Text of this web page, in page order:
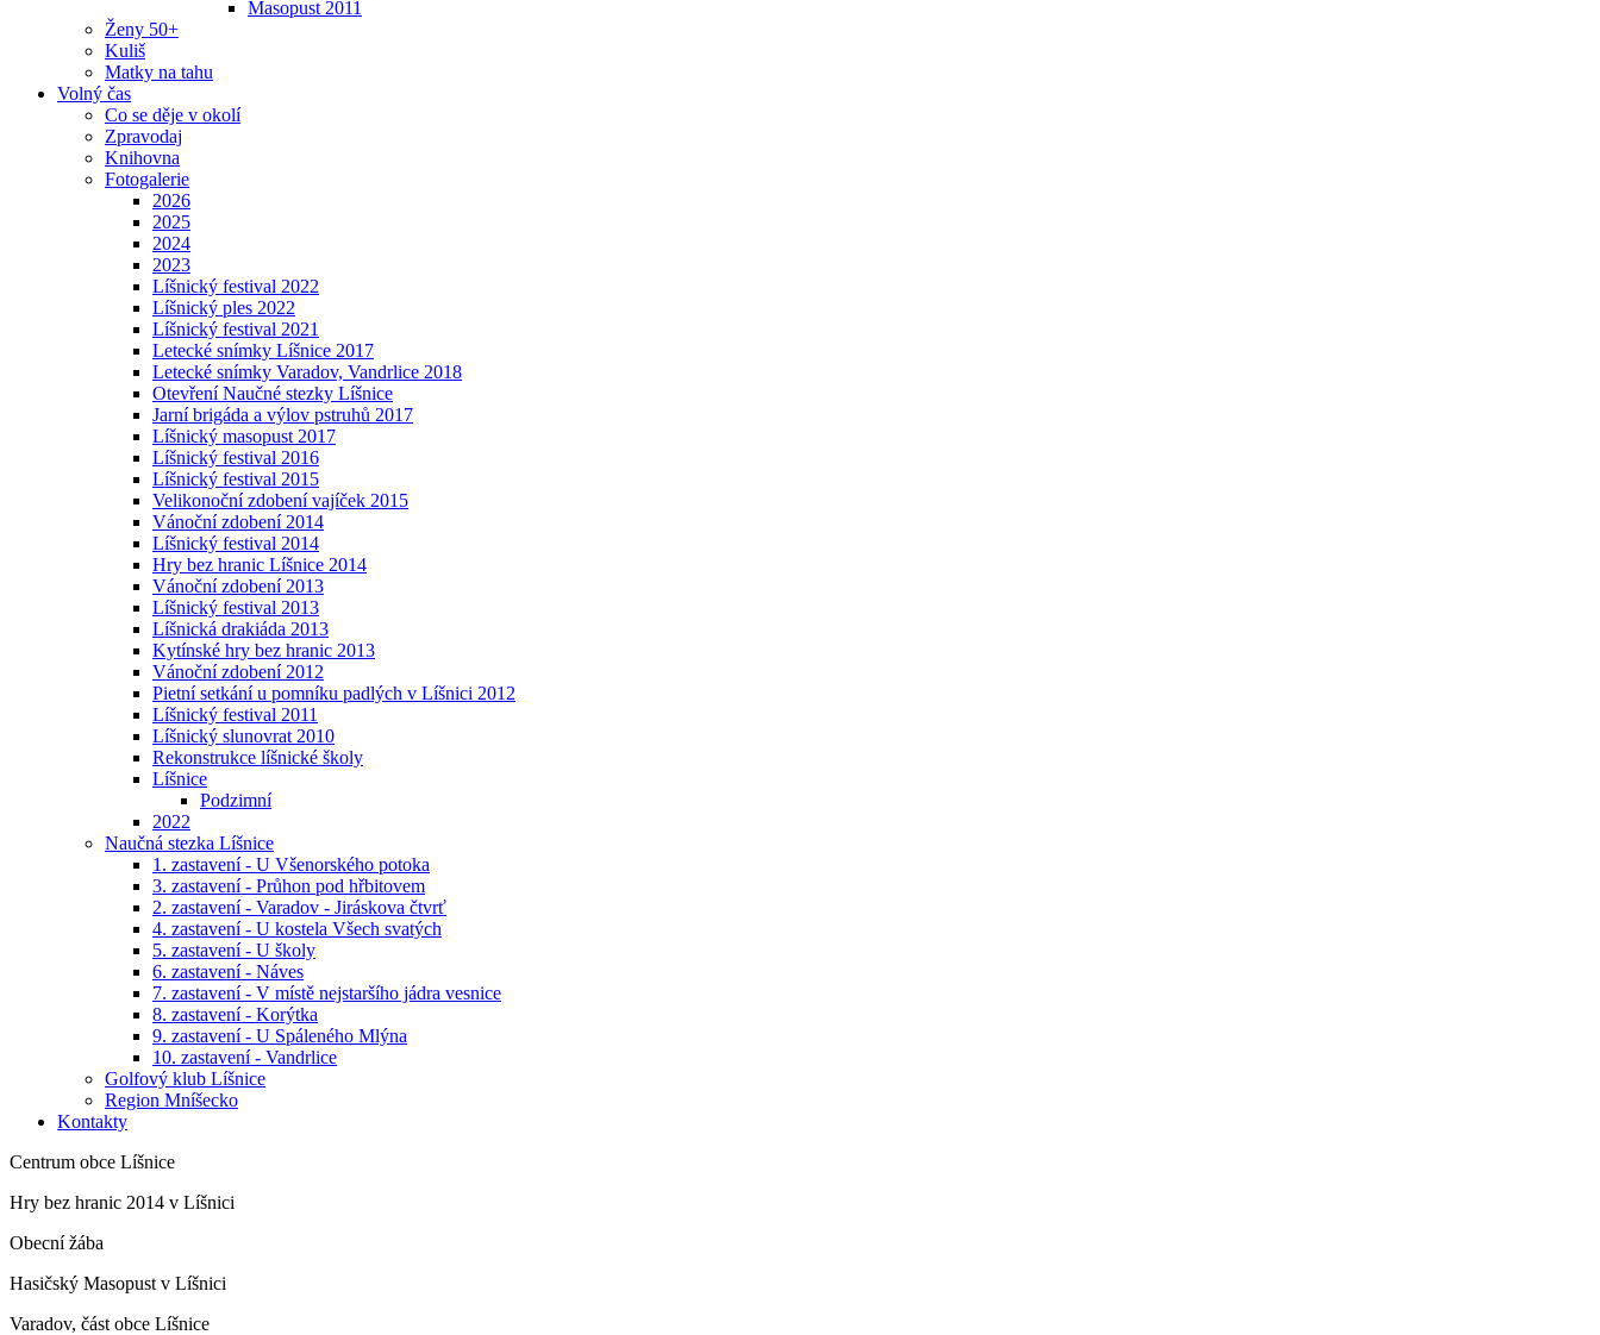
Masopust 2011
Ženy 50+
Kuliš
Matky na tahu
Volný čas
Co se děje v okolí
Zpravodaj
Knihovna
Fotogalerie
2026
2025
2024
2023
Líšnický festival 2022
Líšnický ples 2022
Líšnický festival 2021
Letecké snímky Líšnice 2017
Letecké snímky Varadov, Vandrlice 2018
Otevření Naučné stezky Líšnice
Jarní brigáda a výlov pstruhů 2017
Líšnický masopust 2017
Líšnický festival 2016
Líšnický festival 2015
Velikonoční zdobení vajíček 2015
Vánoční zdobení 2014
Líšnický festival 2014
Hry bez hranic Líšnice 2014
Vánoční zdobení 2013
Líšnický festival 2013
Líšnická drakiáda 2013
Kytínské hry bez hranic 2013
Vánoční zdobení 2012
Pietní setkání u pomníku padlých v Líšnici 2012
Líšnický festival 2011
Líšnický slunovrat 2010
Rekonstrukce líšnické školy
Líšnice
Podzimní
2022
Naučná stezka Líšnice
1. zastavení - U Všenorského potoka
3. zastavení - Průhon pod hřbitovem
2. zastavení - Varadov - Jiráskova čtvrť
4. zastavení - U kostela Všech svatých
5. zastavení - U školy
6. zastavení - Náves
7. zastavení - V místě nejstaršího jádra vesnice
8. zastavení - Korýtka
9. zastavení - U Spáleného Mlýna
10. zastavení - Vandrlice
Golfový klub Líšnice
Region Mníšecko
Kontakty
Centrum obce Líšnice
Hry bez hranic 2014 v Líšnici
Obecní žába
Hasičský Masopust v Líšnici
Varadov, část obce Líšnice